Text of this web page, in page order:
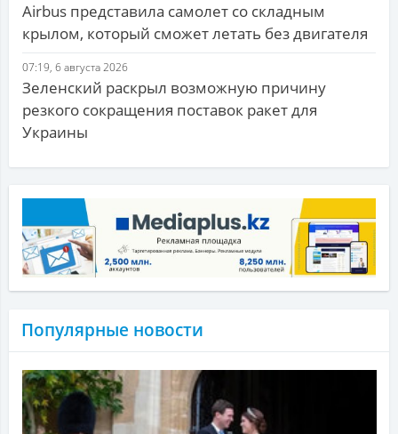
Airbus представила самолет со складным
крылом, который сможет летать без двигателя
07:19, 6 августа 2026
Зеленский раскрыл возможную причину
резкого сокращения поставок ракет для
Украины
Популярные новости